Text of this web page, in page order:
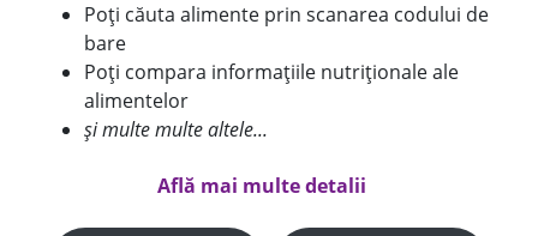
Poți căuta alimente prin scanarea codului de
bare
Poți compara informațiile nutriționale ale
alimentelor
și multe multe altele...
Află mai multe detalii